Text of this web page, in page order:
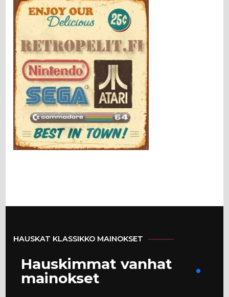
HAUSKAT KLASSIKKO MAINOKSET
Hauskimmat vanhat
mainokset